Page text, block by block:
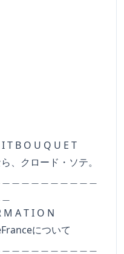
U Q U E T
ード・ソテ。
I O N
について